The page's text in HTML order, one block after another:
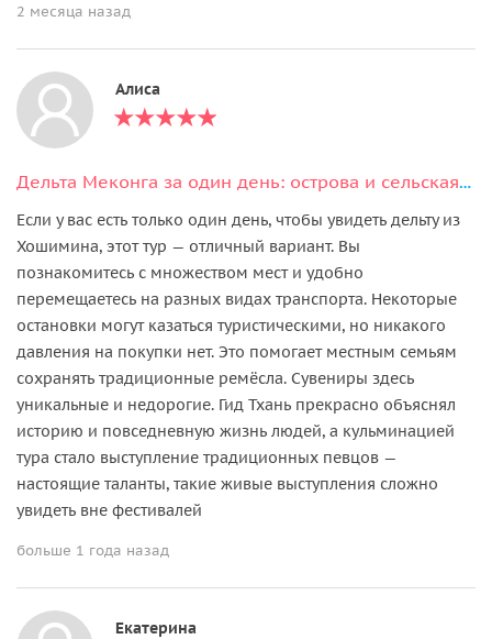
2 месяца назад
Алиса
Дельта Меконга за один день: острова и сельская жизнь
Если у вас есть только один день, чтобы увидеть дельту из
Хошимина, этот тур — отличный вариант. Вы
познакомитесь с множеством мест и удобно
перемещаетесь на разных видах транспорта. Некоторые
остановки могут казаться туристическими, но никакого
давления на покупки нет. Это помогает местным семьям
сохранять традиционные ремёсла. Сувениры здесь
уникальные и недорогие. Гид Тхань прекрасно объяснял
историю и повседневную жизнь людей, а кульминацией
тура стало выступление традиционных певцов —
настоящие таланты, такие живые выступления сложно
увидеть вне фестивалей
больше 1 года назад
Екатерина